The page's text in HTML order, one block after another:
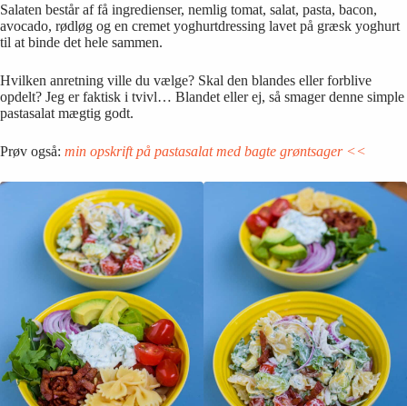
Salaten består af få ingredienser, nemlig tomat, salat, pasta, bacon,
avocado, rødløg og en cremet yoghurtdressing lavet på græsk yoghurt
til at binde det hele sammen.
Hvilken anretning ville du vælge? Skal den blandes eller forblive
opdelt? Jeg er faktisk i tvivl… Blandet eller ej, så smager denne simple
pastasalat mægtig godt.
Prøv også: min opskrift på pastasalat med bagte grøntsager <<